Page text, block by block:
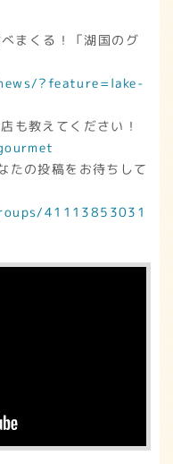
まくる！「湖国のグ
?feature=lake-
も教えてください！
たの投稿をお待ちして
41113853031